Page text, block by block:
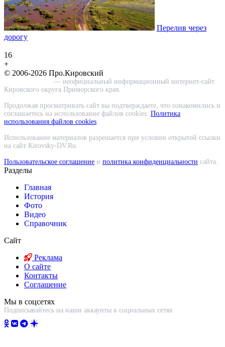
Перелив через
дорогу
16
+
© 2006-2026 Про.Кировский
— неофициальный информационный интернет-сайт
Кировского округа Приморского края.
Продолжая просматривать сайт вы подтверждаете, что ознакомились и
соглашаетесь на использование файлов cookies. Политика
использования файлов cookies.
Использование материалов разрешается при условии открытой ссылки
на сайт Kirovsky-DV.Ru.
Пользовательское соглашение и политика конфиденциальности сайта.
Разделы
Главная
История
Фото
Видео
Справочник
Сайт
Реклама
О сайте
Контакты
Соглашение
Мы в соцсетях
Подписывайтесь на наши аккаунты в социальных сетях